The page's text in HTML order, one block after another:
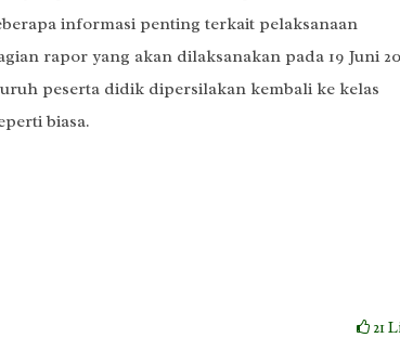
informasi penting terkait pelaksanaan
rapor yang akan dilaksanakan pada 19 Juni
peserta didik dipersilakan kembali ke kelas
biasa.
21